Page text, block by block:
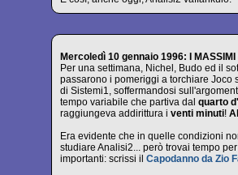
Mercoledì 10 gennaio 1996: I MASSIMI
Per una settimana, Nichel, Budo ed il
passarono i pomeriggi a torchiare Joco
di Sistemi1, soffermandosi
tempo variabile che partiva dal quarto
raggiungeva addirittura i venti minuti!
Era evidente che in quelle condizioni
studiare Analisi2... però trovai tempo
importanti: scrissi il Capodanno da Zio